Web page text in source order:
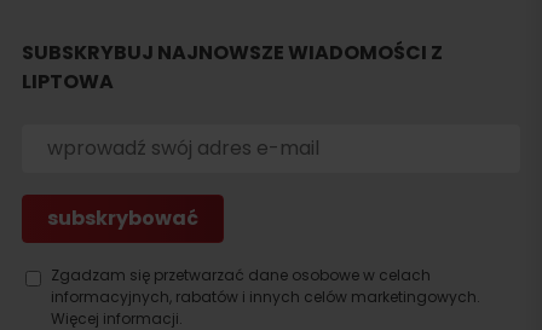
noclegu
SUBSKRYBUJ NAJNOWSZE WIADOMOŚCI Z
LIPTOWA
Zgadzam się przetwarzać dane osobowe w celach
informacyjnych, rabatów i innych celów marketingowych.
Więcej informacji.